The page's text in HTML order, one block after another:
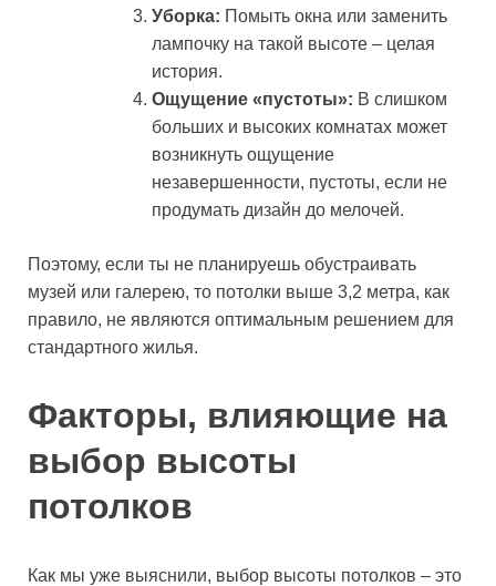
Уборка: Помыть окна или заменить
лампочку на такой высоте – целая
история.
Ощущение «пустоты»: В слишком
больших и высоких комнатах может
возникнуть ощущение
незавершенности, пустоты, если не
продумать дизайн до мелочей.
Поэтому, если ты не планируешь обустраивать
музей или галерею, то потолки выше 3,2 метра, как
правило, не являются оптимальным решением для
стандартного жилья.
Факторы, влияющие на
выбор высоты
потолков
Как мы уже выяснили, выбор высоты потолков – это